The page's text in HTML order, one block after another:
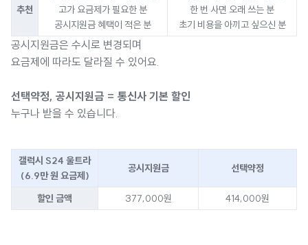
추천
고가 요금제가 필요한 분
공시지원금 혜택이 적은 분
한 번 사면 오래 쓰는 분
초기 비용을 아끼고 싶으신 분
공시지원금은 수시로 변경되며
요금제에 따라도 달라질 수 있어요.
선택약정, 공시지원금 = 통신사 기본 할인
누구나 받을 수 있습니다.
갤럭시 S24 울트라
(6.9만 원 요금제)
공시지원금 선택약정
할인 금액 377,000원 414,000원